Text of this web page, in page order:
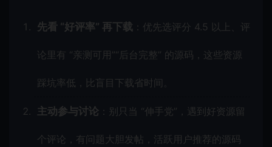
先看 “好评率” 再下载 ：优先选评分 4.5 以上、评
论里有 “亲测可用”“后台完整” 的源码，这些资源
踩坑率低，比盲目下载省时间。
主动参与讨论 ：别只当 “伸手党”，遇到好资源留
个评论，有问题大胆发帖，活跃用户推荐的源码